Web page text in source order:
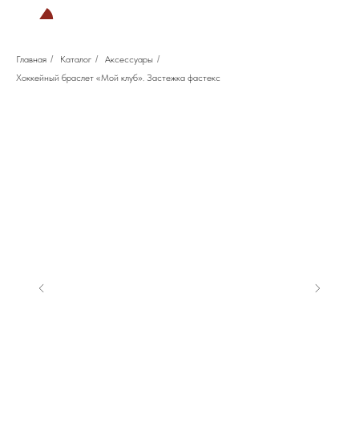
Главная / Каталог / Аксессуары /
Хоккейный браслет «Мой клуб». Застежка фастекс